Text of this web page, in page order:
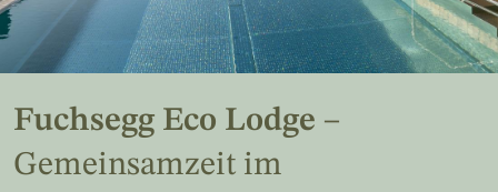
Fuchsegg Eco Lodge –
Gemeinsamzeit im